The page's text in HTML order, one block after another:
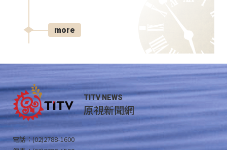
more
TITV NEWS
原視新聞網
電話：(02)2788-1600